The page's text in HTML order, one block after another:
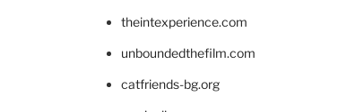
theintexperience.com
unboundedthefilm.com
catfriends-bg.org